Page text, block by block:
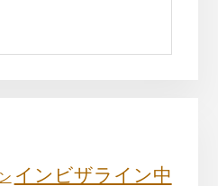
インビザライン中